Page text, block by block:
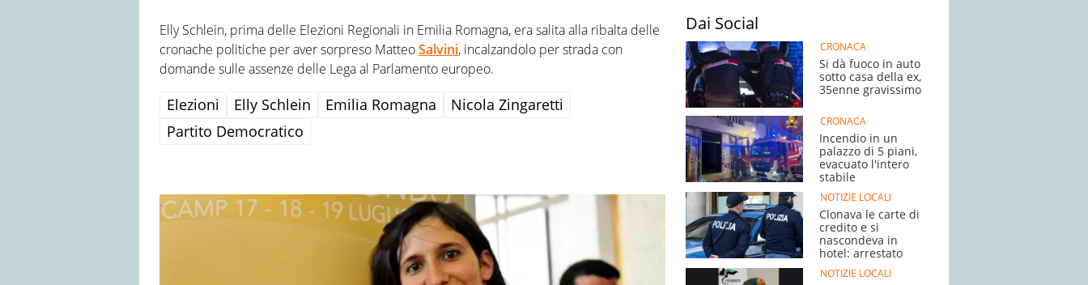
Elly Schlein, prima delle Elezioni Regionali in Emilia Romagna, era salita alla ribalta delle
cronache politiche per aver sorpreso MatteoSalvini, incalzandolo per strada con
domande sulle assenze delle Lega al Parlamento europeo.
Elezioni Elly Schlein Emilia Romagna
Nicola Zingaretti
Partito Democratico
Dai Social
CRONACA
Si dà fuoco in auto
sotto casa della ex,
35enne gravissimo
CRONACA
Incendio in un
palazzo di 5 piani,
evacuato l'intero
stabile
NOTIZIE LOCALI
Clonava le carte di
credito e si
nascondeva in
hotel: arrestato
NOTIZIE LOCALI